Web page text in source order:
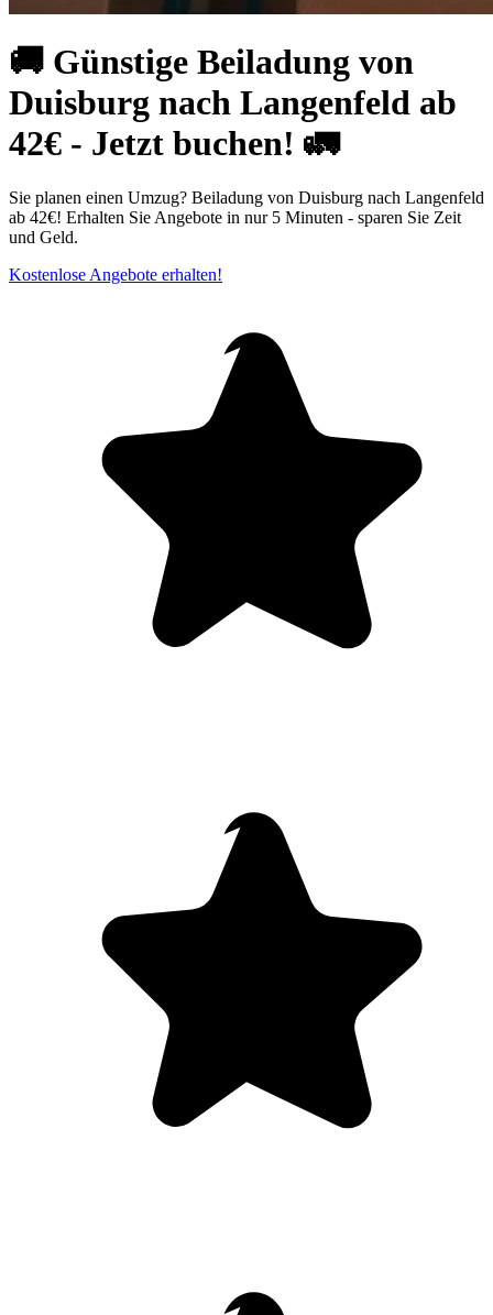
🚚 Günstige Beiladung von
Duisburg⁠ nach Langenfeld ab
42€ - Jetzt buchen! 🚛
Sie planen einen Umzug? Beiladung von Duisburg⁠ nach Langenfeld
ab 42€! Erhalten Sie Angebote in nur 5 Minuten - sparen Sie Zeit
und Geld.
Kostenlose Angebote erhalten!